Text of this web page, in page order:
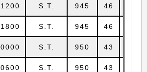
1200 S.T. 945 46
1800 S.T. 945 46
0000 S.T. 950 43
0600 S.T. 950 43